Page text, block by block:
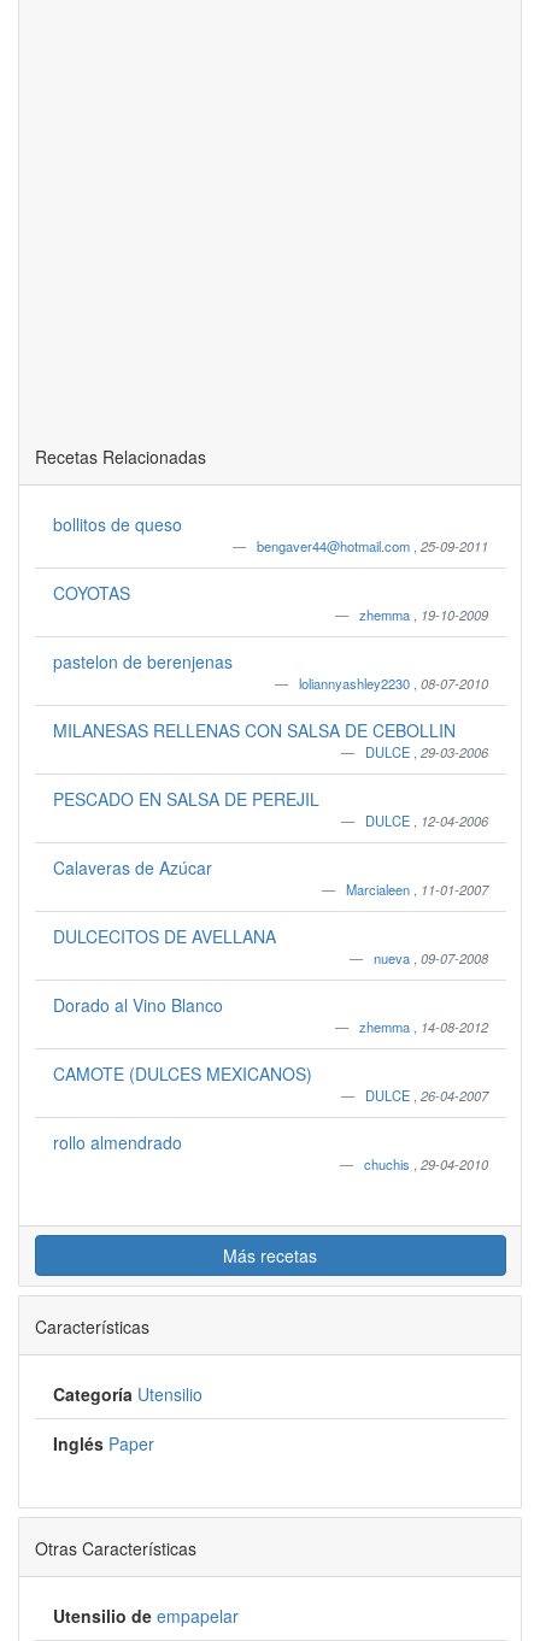
Recetas Relacionadas
bollitos de queso
bengaver44@hotmail.com 25-09-2011
COYOTAS
zhemma 19-10-2009
pastelon de berenjenas
loliannyashley2230 08-07-2010
MILANESAS RELLENAS CON SALSA DE CEBOLLIN
DULCE 29-03-2006
PESCADO EN SALSA DE PEREJIL
DULCE 12-04-2006
Calaveras de Azúcar
Marcialeen 11-01-2007
DULCECITOS DE AVELLANA
nueva 09-07-2008
Dorado al Vino Blanco
zhemma 14-08-2012
CAMOTE (DULCES MEXICANOS)
DULCE 26-04-2007
rollo almendrado
chuchis 29-04-2010
Más recetas
Características
Categoría Utensilio
Inglés Paper
Otras Características
Utensilio de empapelar